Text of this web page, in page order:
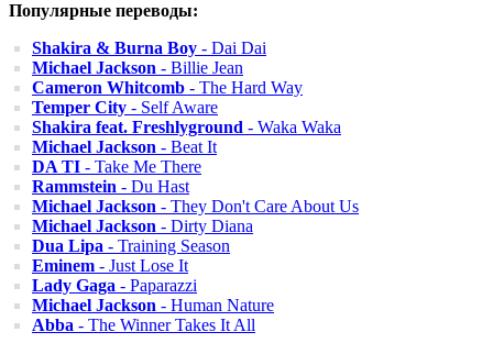
Популярные переводы:
Shakira & Burna Boy - Dai Dai
Michael Jackson - Billie Jean
Cameron Whitcomb - The Hard Way
Temper City - Self Aware
Shakira feat. Freshlyground - Waka Waka
Michael Jackson - Beat It
DA TI - Take Me There
Rammstein - Du Hast
Michael Jackson - They Don't Care About Us
Michael Jackson - Dirty Diana
Dua Lipa - Training Season
Eminem - Just Lose It
Lady Gaga - Paparazzi
Michael Jackson - Human Nature
Abba - The Winner Takes It All